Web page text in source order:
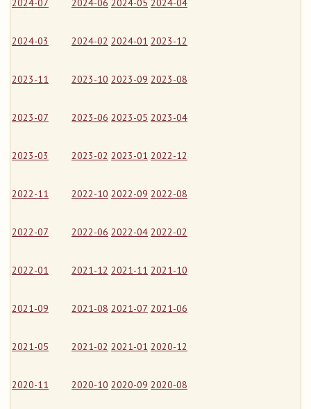
2024-07 2024-06 2024-05 2024-04
2024-03 2024-02 2024-01 2023-12
2023-11 2023-10 2023-09 2023-08
2023-07 2023-06 2023-05 2023-04
2023-03 2023-02 2023-01 2022-12
2022-11 2022-10 2022-09 2022-08
2022-07 2022-06 2022-04 2022-02
2022-01 2021-12 2021-11 2021-10
2021-09 2021-08 2021-07 2021-06
2021-05 2021-02 2021-01 2020-12
2020-11 2020-10 2020-09 2020-08